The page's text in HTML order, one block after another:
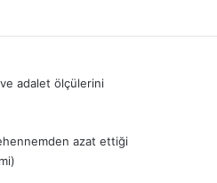
adalet ölçülerini
azat ettiği